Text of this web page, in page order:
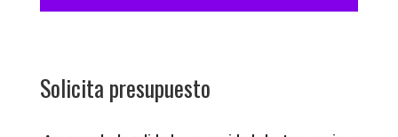
Solicita presupuesto